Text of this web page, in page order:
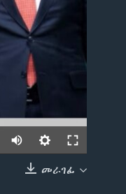
መራገፊ